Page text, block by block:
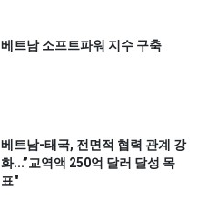
베트남 소프트파워 지수 구축
베트남-태국, 전면적 협력 관계 강
화...”교역액 250억 달러 달성 목
표"